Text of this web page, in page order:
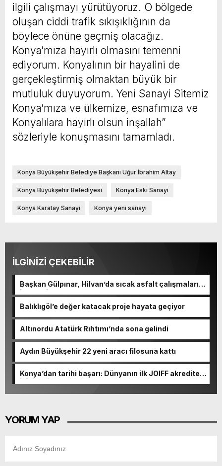
ilgili çalışmayı yürütüyoruz. O bölgede
oluşan ciddi trafik sıkışıklığının da
böylece önüne geçmiş olacağız.
Konya’mıza hayırlı olmasını temenni
ediyorum. Konyalının bir hayalini de
gerçekleştirmiş olmaktan büyük bir
mutluluk duyuyorum. Yeni Sanayi Sitemiz
Konya’mıza ve ülkemize, esnafımıza ve
Konyalılara hayırlı olsun inşallah”
sözleriyle konuşmasını tamamladı.
Konya Büyükşehir Belediye Başkanı Uğur İbrahim Altay
Konya Büyükşehir Belediyesi Konya Eski Sanayi
Konya Karatay Sanayi Konya yeni sanayi
İLGİNİZİ ÇEKEBİLİR
Başkan Gülpınar, Hilvan’da sıcak asfalt çalışmalarını
inceledi
Balıklıgöl’e değer katacak proje hayata geçiyor
Altınordu Atatürk Rıhtımı’nda sona gelindi
Aydın Büyükşehir 22 yeni aracı filosuna kattı
Konya’dan tarihi başarı: Dünyanın ilk JOIFF akredite
itfaiyesi
YORUM YAP